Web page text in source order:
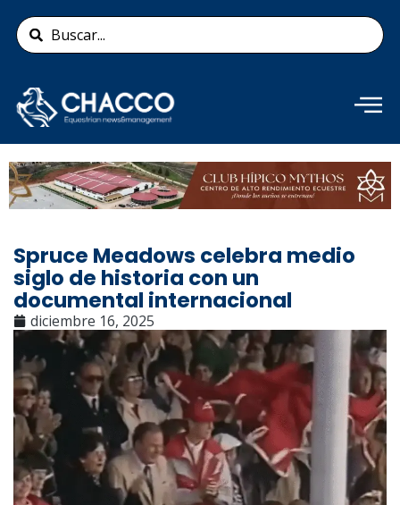
contenido
Search
...
Añade aquí tu texto de
cabecera
Spruce Meadows celebra medio
siglo de historia con un
documental internacional
diciembre 16, 2025